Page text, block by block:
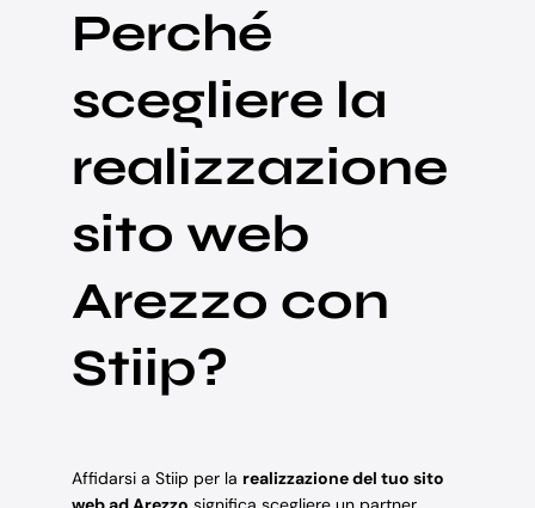
Perché
scegliere la
realizzazione
sito web
Arezzo con
Stiip?
Affidarsi a Stiip per la realizzazione del tuo sito